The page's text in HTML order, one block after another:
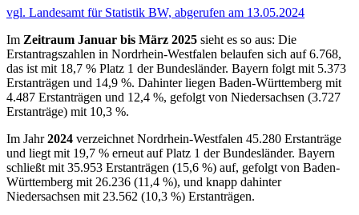
vgl. Landesamt für Statistik BW, abgerufen am 13.05.2024
Im Zeitraum Januar bis März 2025 sieht es so aus: Die
Erstantragszahlen in Nordrhein-Westfalen belaufen sich auf 6.768,
das ist mit 18,7 % Platz 1 der Bundesländer. Bayern folgt mit 5.373
Erstanträgen und 14,9 %. Dahinter liegen Baden-Württemberg mit
4.487 Erstanträgen und 12,4 %, gefolgt von Niedersachsen (3.727
Erstanträge) mit 10,3 %.
Im Jahr2024 verzeichnet Nordrhein-Westfalen 45.280 Erstanträge
und liegt mit 19,7 % erneut auf Platz 1 der Bundesländer. Bayern
schließt mit 35.953 Erstanträgen (15,6 %) auf, gefolgt von Baden-
Württemberg mit 26.236 (11,4 %), und knapp dahinter
Niedersachsen mit 23.562 (10,3 %) Erstanträgen.